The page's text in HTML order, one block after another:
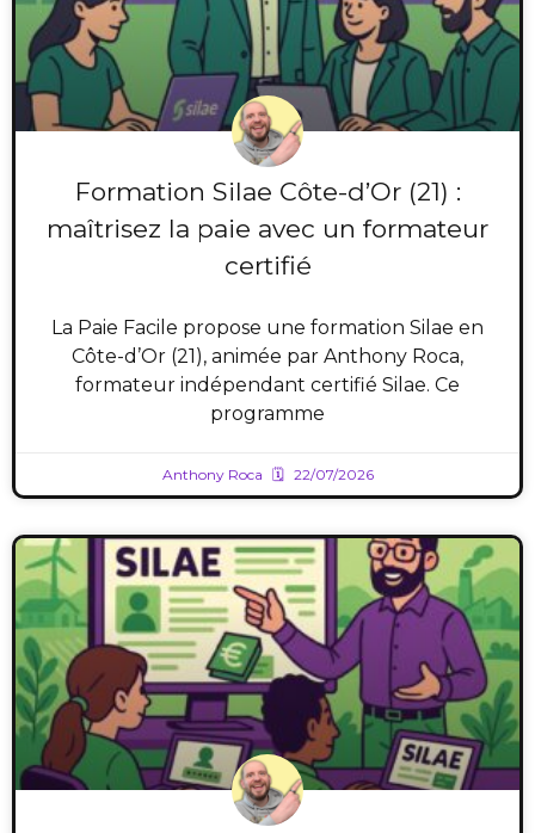
Formation Silae Côte-d’Or (21) :
maîtrisez la paie avec un formateur
certifié
La Paie Facile propose une formation Silae en
Côte-d’Or (21), animée par Anthony Roca,
formateur indépendant certifié Silae. Ce
programme
Anthony Roca 22/07/2026